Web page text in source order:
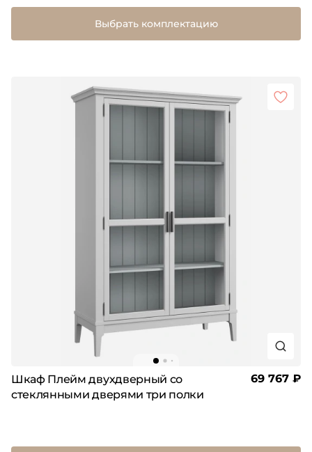
Выбрать комплектацию
Шкаф Плейм двухдверный со
стеклянными дверями три полки
69 767 ₽